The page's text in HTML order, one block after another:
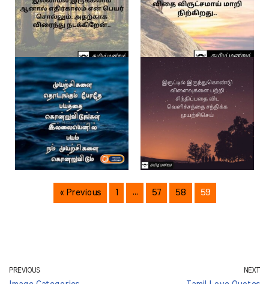
« Previous 1 … 57 58 59
PREVIOUS NEXT